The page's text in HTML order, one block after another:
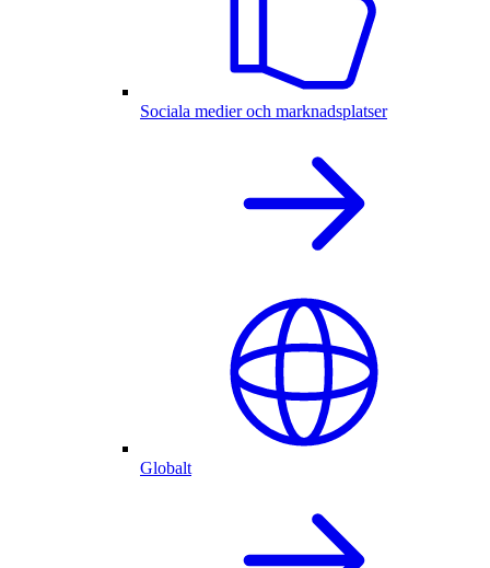
Sociala medier och marknadsplatser
Globalt